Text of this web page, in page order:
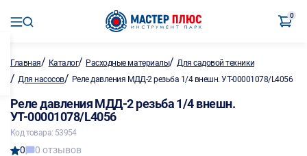
0
Главная/ Каталог/ Расходные материалы/Для садовой техники
/ Для насосов/ Реле давления МДД-2 резьба 1/4 внешн. УТ-00001078/L4056
Реле давления МДД-2 резьба 1/4 внешн.
УТ-00001078/L4056
Код товара: 53954
0 0 отзывов